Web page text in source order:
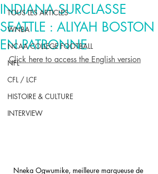
TOUS LES ARTICLES
WNBA
NCAA COLLEGE FOOTBALL
NFL
CFL / LCF
HISTOIRE & CULTURE
INTERVIEW
INDIANA SURCLASSE
SEATTLE : ALIYAH BOSTON
EN PATRONNE
Click here to access the English version
Nneka Ogwumike, meilleure marqueuse de